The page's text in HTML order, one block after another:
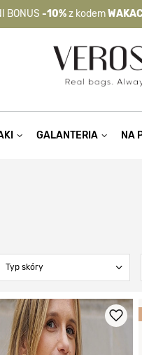
BONUS -10%z kodem
WAKACJE10 | nie
GALANTERIA NA
Typ skóry